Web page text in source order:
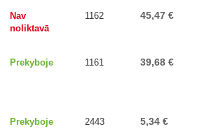
Nav
noliktavā
1162 45,47 €
Prekyboje 1161 39,68 €
Prekyboje 2443 5,34 €